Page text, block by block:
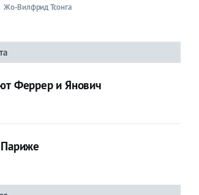
Жо-Вилфрид Тсонга
Феррер и Янович